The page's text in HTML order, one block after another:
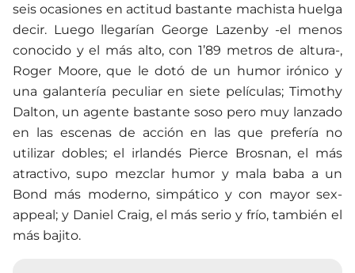
seis ocasiones en actitud bastante machista huelga
decir. Luego llegarían George Lazenby -el menos
conocido y el más alto, con 1’89 metros de altura-,
Roger Moore, que le dotó de un humor irónico y
una galantería peculiar en siete películas; Timothy
Dalton, un agente bastante soso pero muy lanzado
en las escenas de acción en las que prefería no
utilizar dobles; el irlandés Pierce Brosnan, el más
atractivo, supo mezclar humor y mala baba a un
Bond más moderno, simpático y con mayor sex-
appeal; y Daniel Craig, el más serio y frío, también el
más bajito.